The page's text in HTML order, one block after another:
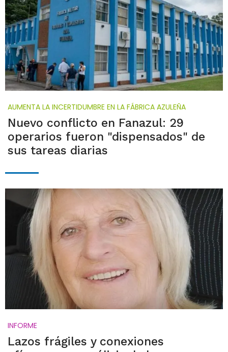
AUMENTA LA INCERTIDUMBRE EN LA FÁBRICA AZULEÑA
Nuevo conflicto en Fanazul: 29
operarios fueron "dispensados" de
sus tareas diarias
INFORME
Lazos frágiles y conexiones